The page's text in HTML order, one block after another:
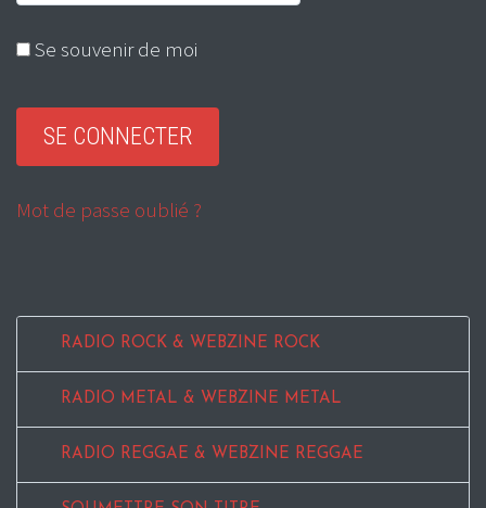
Se souvenir de moi
Mot de passe oublié ?
RADIO ROCK & WEBZINE ROCK
RADIO METAL & WEBZINE METAL
RADIO REGGAE & WEBZINE REGGAE